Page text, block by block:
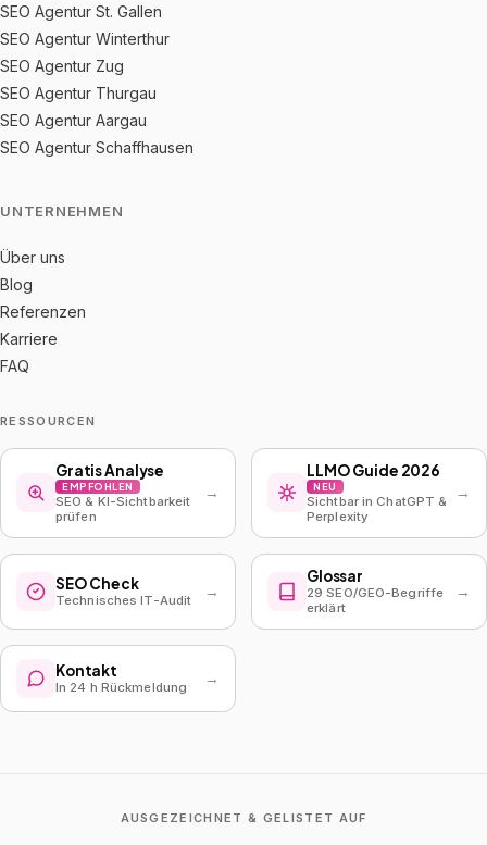
SEO Agentur St. Gallen
SEO Agentur Winterthur
SEO Agentur Zug
SEO Agentur Thurgau
SEO Agentur Aargau
SEO Agentur Schaffhausen
UNTERNEHMEN
Über uns
Blog
Referenzen
Karriere
FAQ
RESSOURCEN
Gratis Analyse
EMPFOHLEN
SEO & KI-Sichtbarkeit
prüfen
→
LLMO Guide 2026
NEU
Sichtbar in ChatGPT &
Perplexity
→
SEO Check
Technisches IT-Audit →
Glossar
29 SEO/GEO-Begriffe
erklärt
→
Kontakt
In 24 h Rückmeldung →
AUSGEZEICHNET & GELISTET AUF